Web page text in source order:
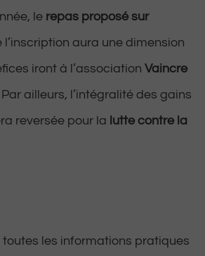
le repas proposé sur
l’inscription aura une dimension
iront à l’association Vaincre
Par ailleurs, l’intégralité des gains
reversée pour la lutte contre la
toutes les informations pratiques